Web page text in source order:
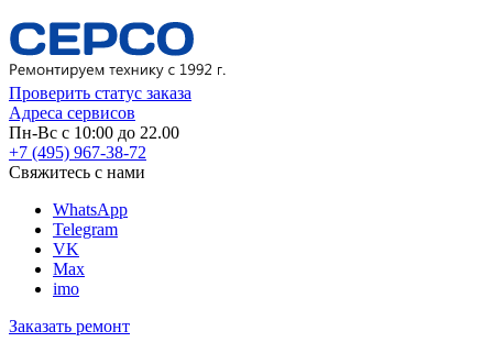
Проверить статус заказа
Адреса сервисов
Пн-Вс с 10:00 до 22.00
+7 (495) 967-38-72
Свяжитесь с нами
WhatsApp
Telegram
VK
Max
imo
Заказать ремонт